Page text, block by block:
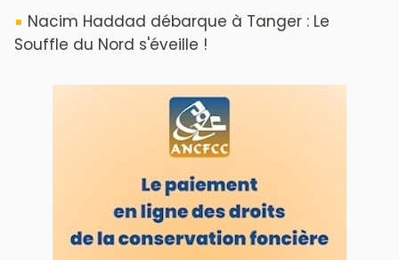
LODJ VIDÉO
L'ODJ LIVE TV
LODJ AUDIO
WEB RADIO R212
Copyright © 2022 Groupe de presse Arrissala
Ce site utilise Google Analytics. En continuant à naviguer, vous nous
autorisez à déposer un cookie à des fins de mesure d'audience
Plan du site| Syndication